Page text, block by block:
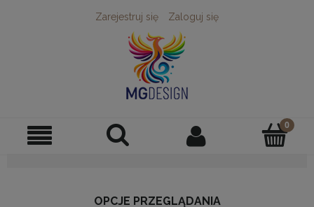
Zarejestruj się Zaloguj się
OPCJE PRZEGLĄDANIA